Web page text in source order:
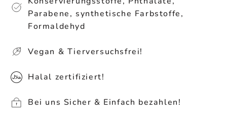
Parabene, synthetische Farbstoffe,
Formaldehyd
Vegan & Tierversuchsfrei!
Halal zertifiziert!
Bei uns Sicher & Einfach bezahlen!